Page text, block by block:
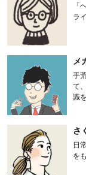
「
ラ
メ
手
て
識
さ
日
を